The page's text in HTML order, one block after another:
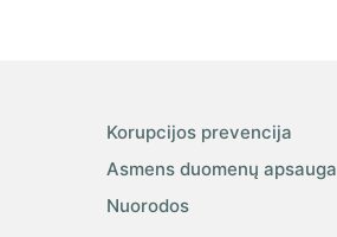
Korupcijos prevencija
Asmens duomenų apsauga
Nuorodos